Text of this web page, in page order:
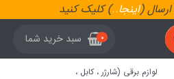
(اینجا..) کلیک کنید
0 سبد خرید شما
لوازم برقی (شارژر ، کابل ،